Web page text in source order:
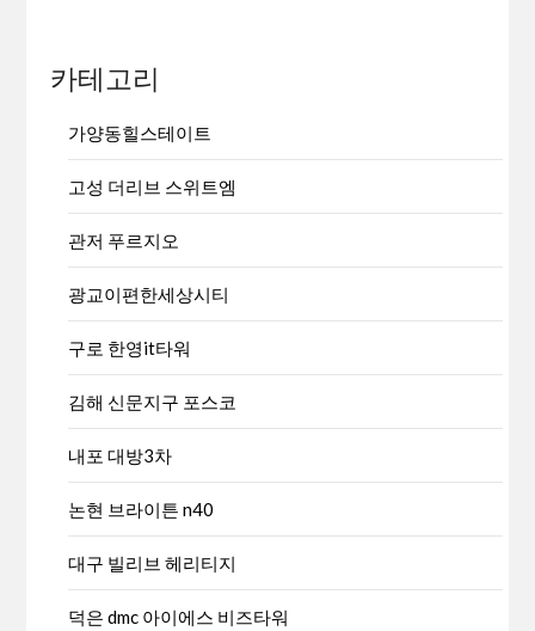
카테고리
가양동힐스테이트
고성 더리브 스위트엠
관저 푸르지오
광교이편한세상시티
구로 한영it타워
김해 신문지구 포스코
내포 대방3차
논현 브라이튼 n40
대구 빌리브 헤리티지
덕은 dmc 아이에스 비즈타워